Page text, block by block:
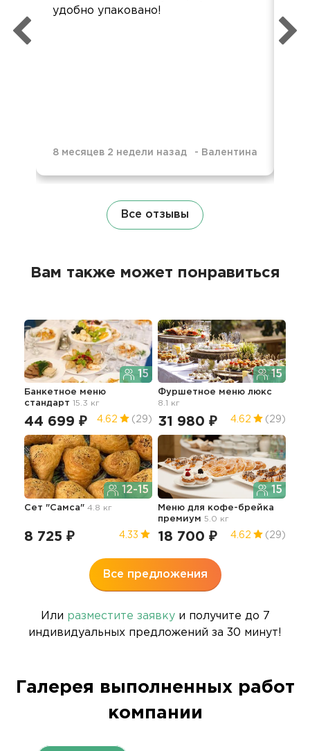
удобно упаковано!
8 месяцев 2 недели назад - Валентина
Все отзывы
Вам также может понравиться
15
Банкетное меню
стандарт 15.3 кг
44 699 ₽ 4.62 (29)
15
Фуршетное меню люкс
8.1 кг
31 980 ₽ 4.62 (29)
12-15
Сет "Самса" 4.8 кг
8 725 ₽ 4.33
15
Меню для кофе-брейка
премиум 5.0 кг
18 700 ₽ 4.62 (29)
Все предложения
Или разместите заявкуи получите до 7
индивидуальных предложений за 30 минут!
Галерея выполненных работ
компании